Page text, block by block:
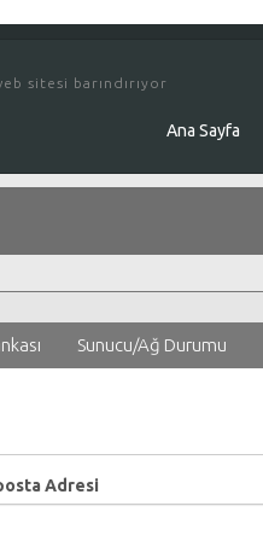
sitesi barındırıyor
Ana Sayfa
Sunucu/Ağ Durumu
Adresi